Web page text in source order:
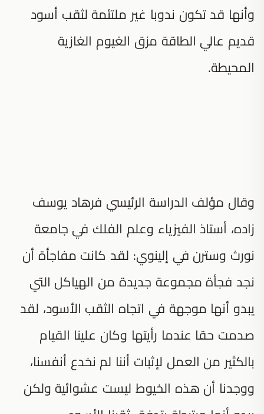
وأنها قد تكون ندوبا غير ملتئمة لثقب أسود
قديم عالي الطاقة مزق الغيوم الغازية
المحيطة.
وقال مؤلف الدراسة الرئيسي فرهاد يوسف
زاده، أستاذ الفيزياء وعلم الفلك في جامعة
نورث وسترن في إلينوي: لقد كانت مفاجأة أن
نجد فجأة مجموعة جديدة من الهياكل التي
يبدو أنها موجهة في اتجاه الثقب الأسود، لقد
صدمت حقا عندما رأيتها وكان علينا القيام
بالكثير من العمل لإثبات أننا لم نخدع أنفسنا،
ووجدنا أن هذه الخيوط ليست عشوائية ولكن